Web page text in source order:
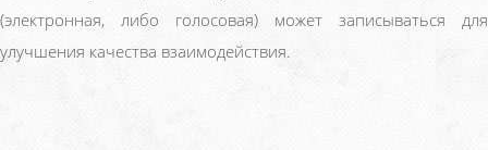
(электронная, либо голосовая) может записываться для
улучшения качества взаимодействия.